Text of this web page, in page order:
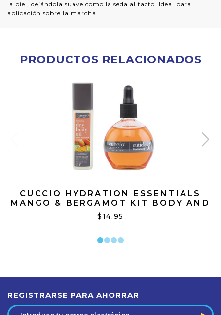
la piel, dejándola suave como la seda al tacto. Ideal para
aplicación sobre la marcha.
PRODUCTOS RELACIONADOS
CUCCIO HYDRATION ESSENTIALS
MANGO & BERGAMOT KIT BODY AND
CUTICLE OIL
$14.95
REGISTRARSE PARA AHORRAR
Dirección